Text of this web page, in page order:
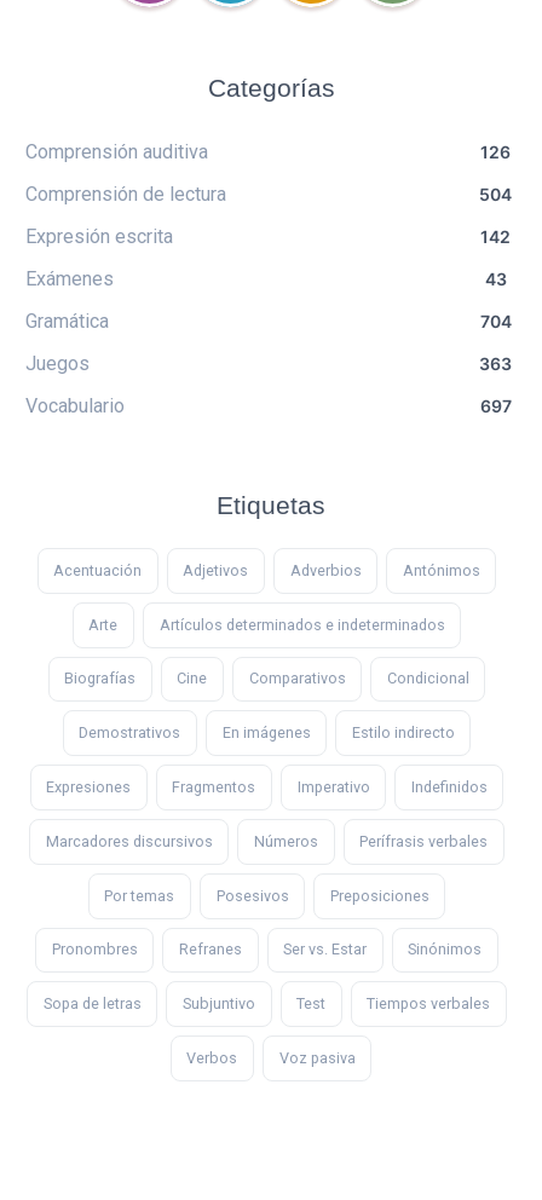
Categorías
Comprensión auditiva 126
Comprensión de lectura 504
Expresión escrita 142
Exámenes 43
Gramática 704
Juegos 363
Vocabulario 697
Etiquetas
Acentuación Adjetivos Adverbios Antónimos
Arte Artículos determinados e indeterminados
Biografías Cine Comparativos Condicional
Demostrativos En imágenes Estilo indirecto
Expresiones Fragmentos Imperativo Indefinidos
Marcadores discursivos Números Perífrasis verbales
Por temas Posesivos Preposiciones
Pronombres Refranes Ser vs. Estar Sinónimos
Sopa de letras Subjuntivo Test Tiempos verbales
Verbos Voz pasiva